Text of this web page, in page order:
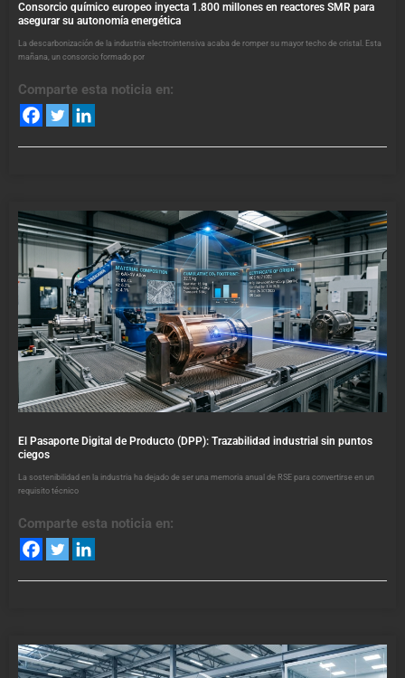
Consorcio químico europeo inyecta 1.800 millones en reactores SMR para
asegurar su autonomía energética
La descarbonización de la industria electrointensiva acaba de romper su mayor techo de cristal. Esta
mañana, un consorcio formado por
Comparte esta noticia en:
El Pasaporte Digital de Producto (DPP): Trazabilidad industrial sin puntos
ciegos
La sostenibilidad en la industria ha dejado de ser una memoria anual de RSE para convertirse en un
requisito técnico
Comparte esta noticia en: